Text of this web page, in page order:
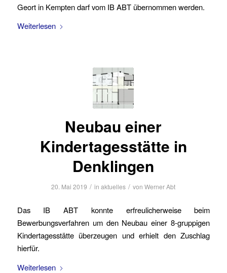
Geort in Kempten darf vom IB ABT übernommen werden.
Weiterlesen
Neubau einer
Kindertagesstätte in
Denklingen
20. Mai 2019 / inaktuelles / vonWerner Abt
Das IB ABT konnte erfreulicherweise beim
Bewerbungsverfahren um den Neubau einer 8-gruppigen
Kindertagesstätte überzeugen und erhielt den Zuschlag
hierfür.
Weiterlesen